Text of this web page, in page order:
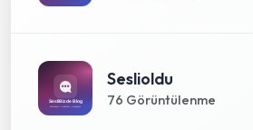
Seslioldu
76 Görüntülenme